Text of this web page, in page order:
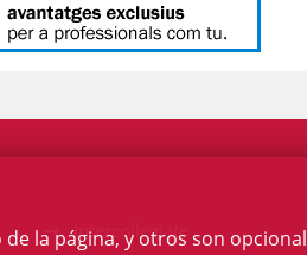
Intercollegiate
la página, y otros son